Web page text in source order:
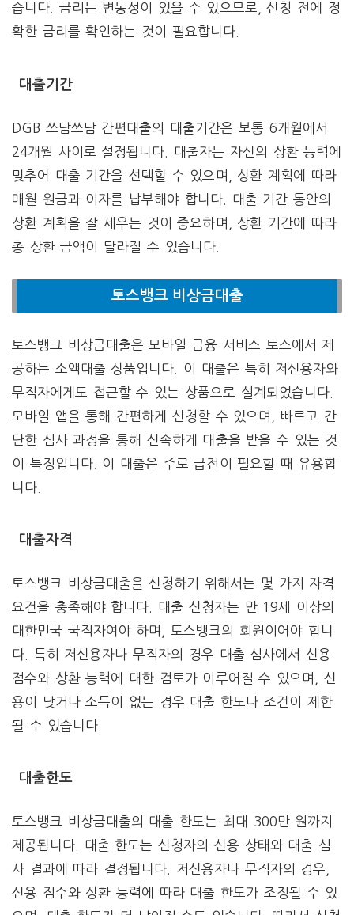
습니다. 금리는 변동성이 있을 수 있으므로, 신청 전에 정
확한 금리를 확인하는 것이 필요합니다.
대출기간
DGB 쓰담쓰담 간편대출의 대출기간은 보통 6개월에서
24개월 사이로 설정됩니다. 대출자는 자신의 상환 능력에
맞추어 대출 기간을 선택할 수 있으며, 상환 계획에 따라
매월 원금과 이자를 납부해야 합니다. 대출 기간 동안의
상환 계획을 잘 세우는 것이 중요하며, 상환 기간에 따라
총 상환 금액이 달라질 수 있습니다.
토스뱅크 비상금대출
토스뱅크 비상금대출은 모바일 금융 서비스 토스에서 제
공하는 소액대출 상품입니다. 이 대출은 특히 저신용자와
무직자에게도 접근할 수 있는 상품으로 설계되었습니다.
모바일 앱을 통해 간편하게 신청할 수 있으며, 빠르고 간
단한 심사 과정을 통해 신속하게 대출을 받을 수 있는 것
이 특징입니다. 이 대출은 주로 급전이 필요할 때 유용합
니다.
대출자격
토스뱅크 비상금대출을 신청하기 위해서는 몇 가지 자격
요건을 충족해야 합니다. 대출 신청자는 만 19세 이상의
대한민국 국적자여야 하며, 토스뱅크의 회원이어야 합니
다. 특히 저신용자나 무직자의 경우 대출 심사에서 신용
점수와 상환 능력에 대한 검토가 이루어질 수 있으며, 신
용이 낮거나 소득이 없는 경우 대출 한도나 조건이 제한
될 수 있습니다.
대출한도
토스뱅크 비상금대출의 대출 한도는 최대 300만 원까지
제공됩니다. 대출 한도는 신청자의 신용 상태와 대출 심
사 결과에 따라 결정됩니다. 저신용자나 무직자의 경우,
신용 점수와 상환 능력에 따라 대출 한도가 조정될 수 있